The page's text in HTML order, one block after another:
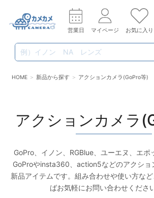
営業日 マイページ お気に入り
HOME 新品から探す アクションカメラ(GoPro等)
アクションカメラ
GoPro、イノン、RGBlue、ユーエヌ、エポ
GoProやinsta360、action5などのアクショ
新品アイテムです。組み合わせや使い方な
ばお気軽にお問い合わせくださ